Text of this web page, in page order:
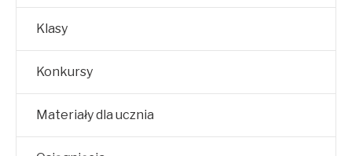
Klasy
Konkursy
Materiały dla ucznia